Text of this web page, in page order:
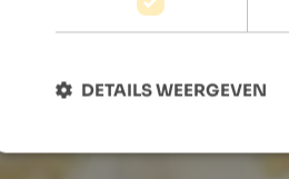
DETAILS WEERGEVEN